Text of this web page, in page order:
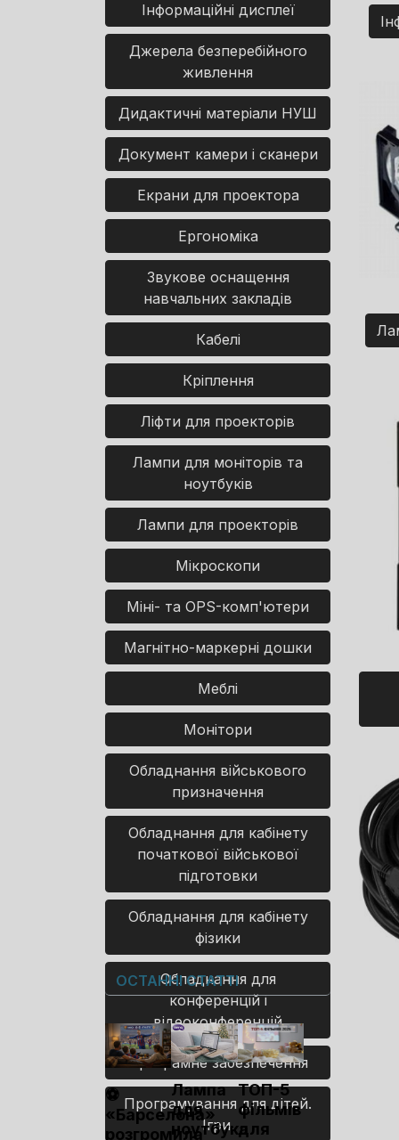
Інформаційні дисплеї
Джерела безперебійного
живлення
Дидактичні матеріали НУШ
Документ камери і сканери
Екрани для проектора
Ергономіка
Звукове оснащення
навчальних закладів
Кабелі
Кріплення
Ліфти для проекторів
Лампи для моніторів та
ноутбуків
Лампи для проекторів
Мікроскопи
Міні- та OPS-комп'ютери
Магнітно-маркерні дошки
Меблі
Монітори
Обладнання військового
призначення
Обладнання для кабінету
початкової військової
підготовки
Обладнання для кабінету
фізики
Обладнання для
конференцій і
відеоконференцій
Програмне забезпечення
Програмування для дітей.
Ігри.
ОСТАННІ СТАТТІ
⚽
«Барселона»
розгромила
Лампа
для
ноутбука
ТОП-5
фільмів
для